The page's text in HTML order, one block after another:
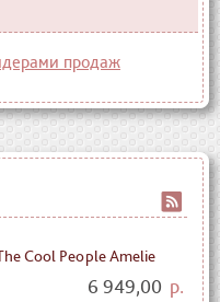
продаж
Cool People Amelie
6 949,00 р.